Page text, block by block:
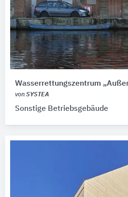
Wasserrettungszentrum
von SYSTEA
Sonstige Betriebsgebäude